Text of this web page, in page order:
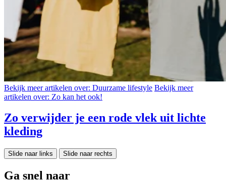
Bekijk meer artikelen over: Duurzame lifestyle Bekijk meer
artikelen over: Zo kan het ook!
Zo verwijder je een rode vlek uit lichte
kleding
Slide naar links Slide naar rechts
Ga snel naar